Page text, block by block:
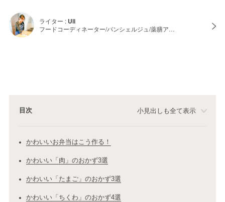
ライター : Uli
フードコーディネーター/パンシェルジュ/薬膳ア…
目次 小見出しも全て表示
かわいいお弁当はこう作る！
かわいい「肉」のおかず3選
かわいい「たまご」のおかず3選
かわいい「ちくわ」のおかず4選